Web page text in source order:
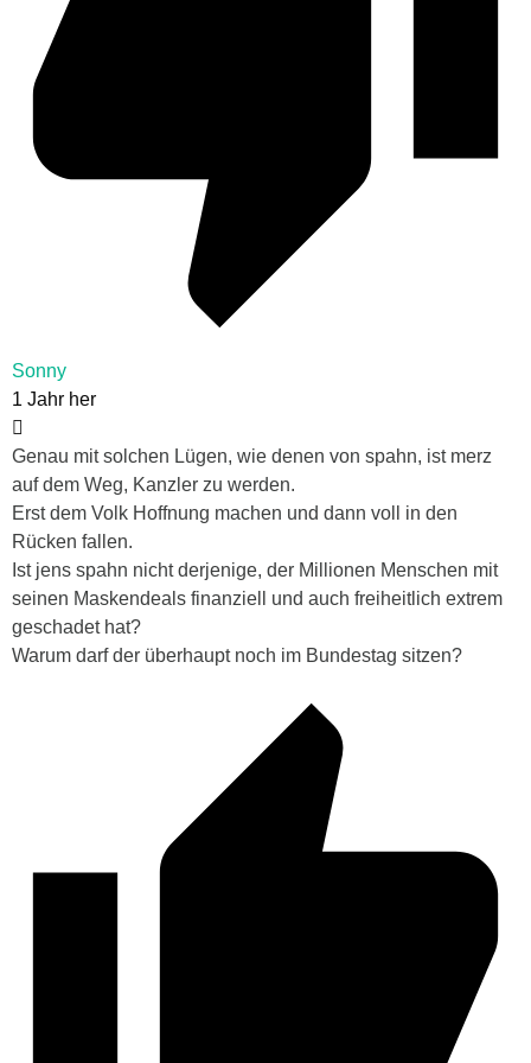
Sonny
1 Jahr her
Genau mit solchen Lügen, wie denen von spahn, ist merz
auf dem Weg, Kanzler zu werden.
Erst dem Volk Hoffnung machen und dann voll in den
Rücken fallen.
Ist jens spahn nicht derjenige, der Millionen Menschen mit
seinen Maskendeals finanziell und auch freiheitlich extrem
geschadet hat?
Warum darf der überhaupt noch im Bundestag sitzen?